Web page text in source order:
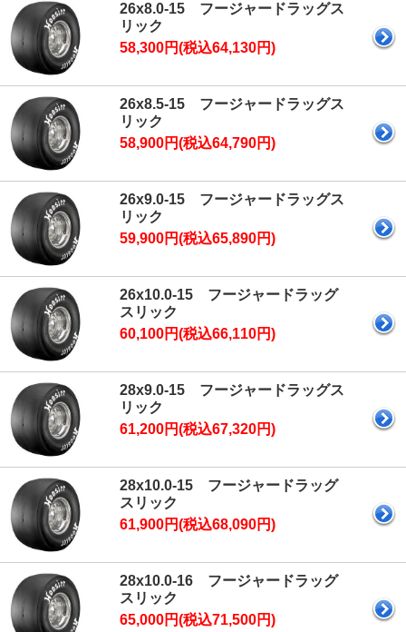
26x8.0-15 フージャードラッグス
リック
58,300円(税込64,130円)
26x8.5-15 フージャードラッグス
リック
58,900円(税込64,790円)
26x9.0-15 フージャードラッグス
リック
59,900円(税込65,890円)
26x10.0-15 フージャードラッグ
スリック
60,100円(税込66,110円)
28x9.0-15 フージャードラッグス
リック
61,200円(税込67,320円)
28x10.0-15 フージャードラッグ
スリック
61,900円(税込68,090円)
28x10.0-16 フージャードラッグ
スリック
65,000円(税込71,500円)